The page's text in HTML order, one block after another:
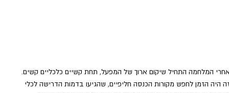
המלחמה התחיל שיקום ארוך של המפעל, תחת קשיים כלכליים קשים.
היה הזמן לחפש מקורות הכנסה חליפיים, שהגיעו בדמות הדרישה לכלי